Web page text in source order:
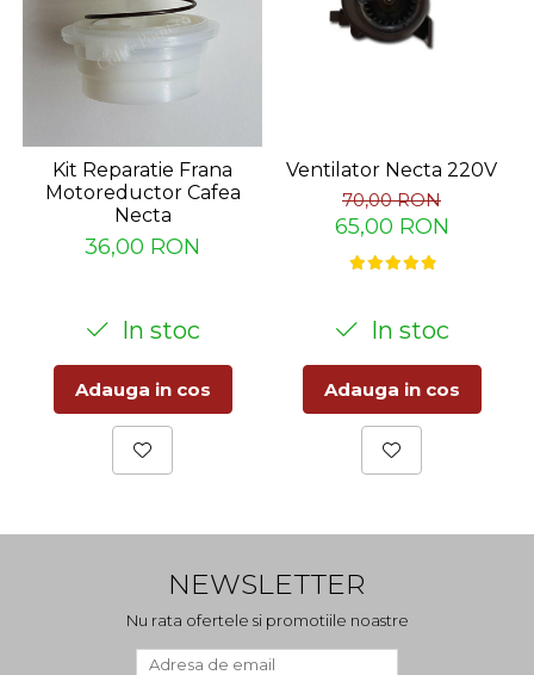
Kit Reparatie Frana
Motoreductor Cafea
Necta
36,00 RON
In stoc
Adauga in cos
Ventilator Necta 220V
70,00 RON
65,00 RON
In stoc
Adauga in cos
NEWSLETTER
Nu rata ofertele si promotiile noastre